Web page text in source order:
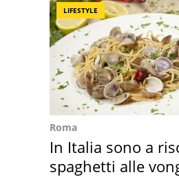
LIFESTYLE
Roma
In Italia sono a
spaghetti alle